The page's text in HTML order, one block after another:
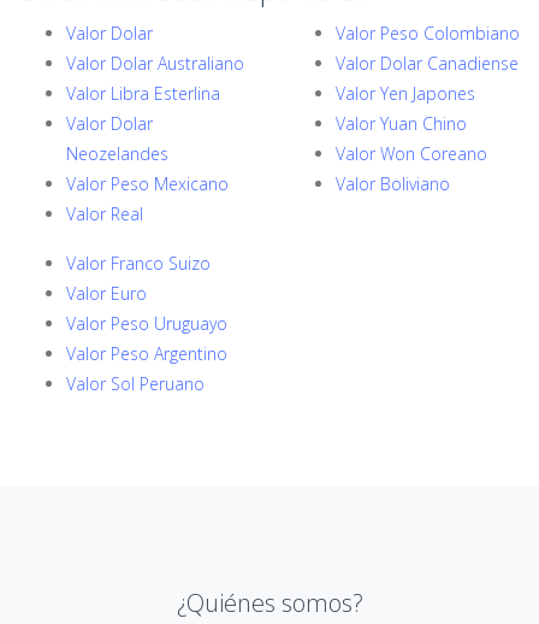
Valor Dolar
Valor Dolar Australiano
Valor Libra Esterlina
Valor Dolar
Neozelandes
Valor Peso Mexicano
Valor Real
Valor Peso Colombiano
Valor Dolar Canadiense
Valor Yen Japones
Valor Yuan Chino
Valor Won Coreano
Valor Boliviano
Valor Franco Suizo
Valor Euro
Valor Peso Uruguayo
Valor Peso Argentino
Valor Sol Peruano
¿Quiénes somos?